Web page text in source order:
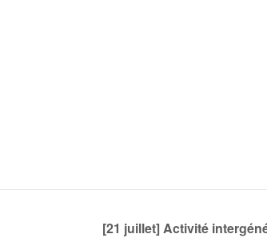
[21 juillet] Activité